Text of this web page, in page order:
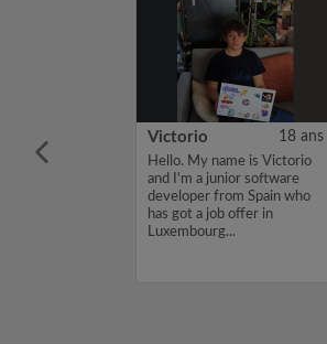
stage de 5
Victorio 18 ans
Hello. My name is Victorio
and I'm a junior software
developer from Spain who
has got a job offer in
Luxembourg...